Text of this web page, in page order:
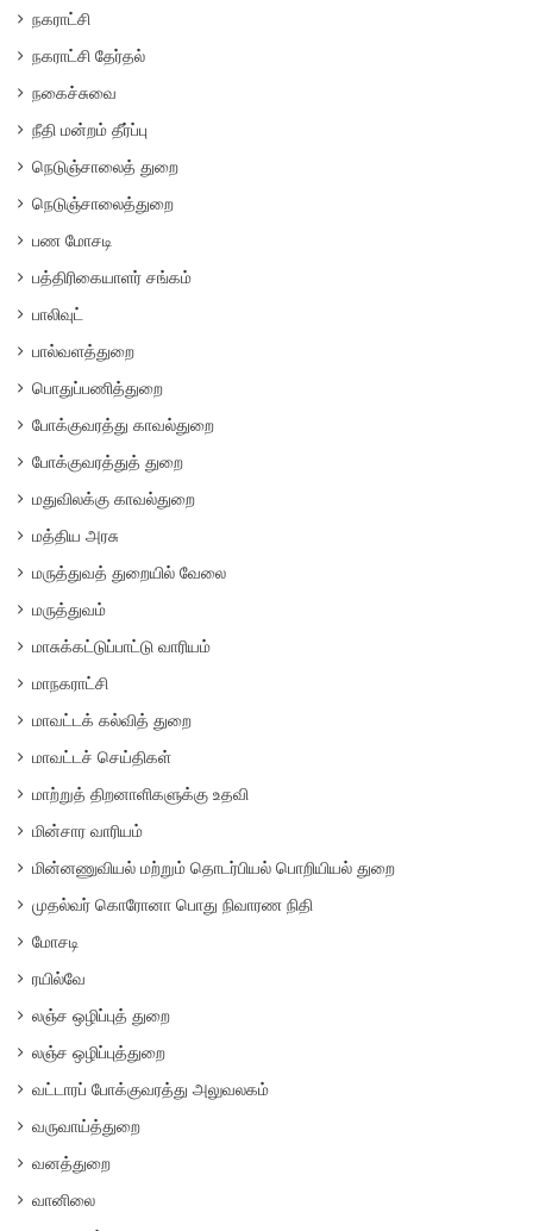
நகராட்சி
நகராட்சி தேர்தல்
நகைச்சுவை
நீதி மன்றம் தீர்ப்பு
நெடுஞ்சாலைத் துறை
நெடுஞ்சாலைத்துறை
பண மோசடி
பத்திரிகையாளர் சங்கம்
பாலிவுட்
பால்வளத்துறை
பொதுப்பணித்துறை
போக்குவரத்து காவல்துறை
போக்குவரத்துத் துறை
மதுவிலக்கு காவல்துறை
மத்திய அரசு
மருத்துவத் துறையில் வேலை
மருத்துவம்
மாசுக்கட்டுப்பாட்டு வாரியம்
மாநகராட்சி
மாவட்டக் கல்வித் துறை
மாவட்டச் செய்திகள்
மாற்றுத் திறனாளிகளுக்கு உதவி
மின்சார வாரியம்
மின்னணுவியல் மற்றும் தொடர்பியல் பொறியியல் துறை
முதல்வர் கொரோனா பொது நிவாரண நிதி
மோசடி
ரயில்வே
லஞ்ச ஒழிப்புத் துறை
லஞ்ச ஒழிப்புத்துறை
வட்டாரப் போக்குவரத்து அலுவலகம்
வருவாய்த்துறை
வனத்துறை
வானிலை